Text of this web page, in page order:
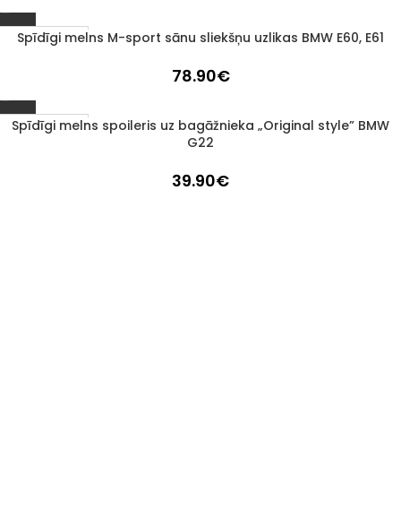
1–3 D. D.
Spīdīgi melns M-sport sānu sliekšņu uzlikas BMW E60, E61
78.90€
1–3 D. D.
Spīdīgi melns spoileris uz bagāžnieka „Original style” BMW
G22
39.90€